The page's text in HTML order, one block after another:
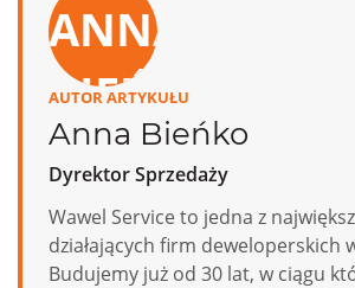
AUTOR ARTYKUŁU
Anna Bieńko
Dyrektor Sprzedaży
Wawel Service to jedna z
działających firm deweloperskich
Budujemy już od 30 lat, w ciągu